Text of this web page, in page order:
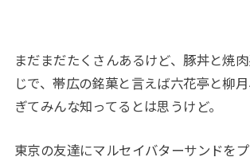
まだまだたくさんあるけど、豚丼と焼
じで、帯広の銘菓と言えば六花亭と柳
ぎてみんな知ってるとは思うけど。
東京の友達にマルセイバターサンドを